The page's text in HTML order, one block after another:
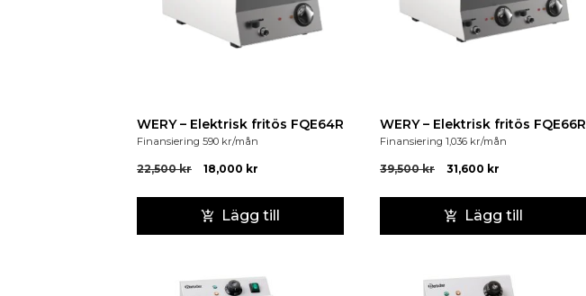
WERY – Elektrisk fritös FQE64R
Finansiering 590 kr/mån
22,500kr 18,000 kr
Lägg till
WERY – Elektrisk fritös FQE66R
Finansiering 1,036 kr/mån
39,500kr 31,600 kr
Lägg till